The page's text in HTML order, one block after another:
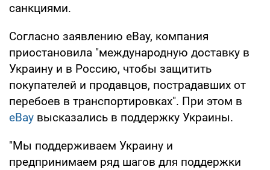
санкциями.
Согласно заявлению eBay, компания
приостановила "международную доставку в
Украину и в Россию, чтобы защитить
покупателей и продавцов, пострадавших от
перебоев в транспортировках". При этом в
eBay высказались в поддержку Украины.
"Мы поддерживаем Украину и
предпринимаем ряд шагов для поддержки